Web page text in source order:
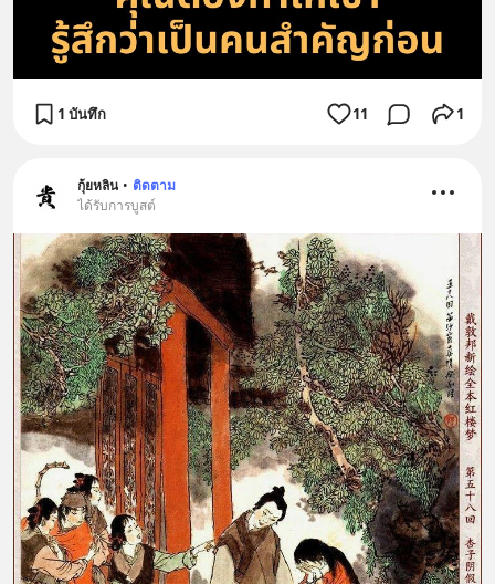
1 บันทึก 11 1
กุ้ยหลิน • ติดตาม
ได้รับการบูสต์